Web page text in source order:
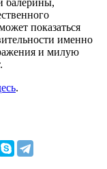
балерины,
показаться
именно
и милую
.